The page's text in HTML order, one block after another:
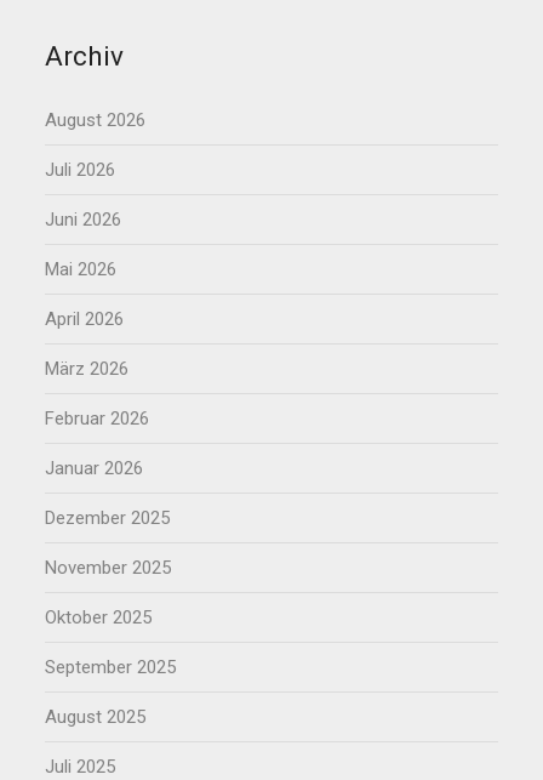
Archiv
August 2026
Juli 2026
Juni 2026
Mai 2026
April 2026
März 2026
Februar 2026
Januar 2026
Dezember 2025
November 2025
Oktober 2025
September 2025
August 2025
Juli 2025